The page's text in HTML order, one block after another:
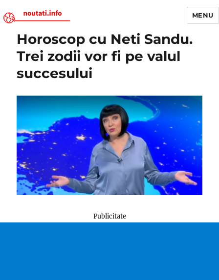
Noutati.Info
MENU
Horoscop cu Neti Sandu.
Trei zodii vor fi pe valul
succesului
Publicitate